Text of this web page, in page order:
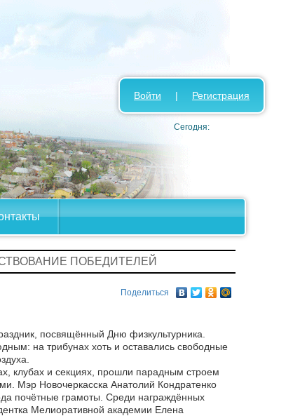
Войти | Регистрация
Сегодня:
ПОБЕДИТЕЛЕЙ
Поделиться
посвящённый Дню физкультурника.
на трибунах хоть и оставались свободные
клубах и секциях, прошли парадным строем
Мэр Новочеркасска Анатолий Кондратенко
почётные грамоты. Среди награждённых
Мелиоративной академии Елена